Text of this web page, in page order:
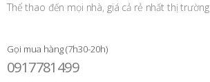
Thể thao đến mọi nhà, giá cả rẻ nhất thị trường
Gọi mua hàng (7h30-20h)
0917781499